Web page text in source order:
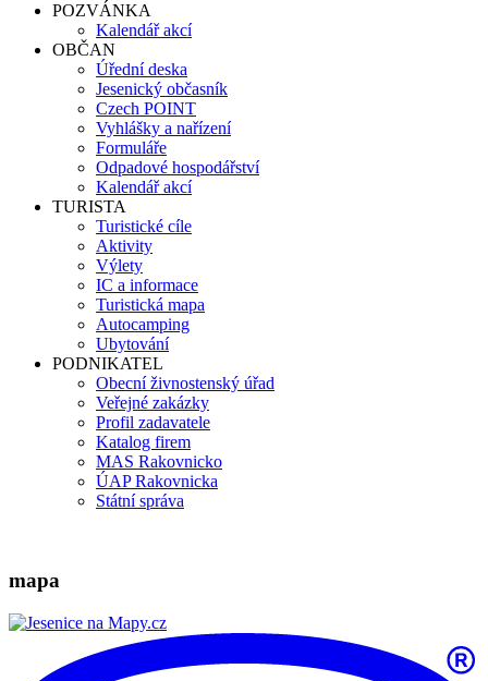
POZVÁNKA
Kalendář akcí
OBČAN
Úřední deska
Jesenický občasník
Czech POINT
Vyhlášky a nařízení
Formuláře
Odpadové hospodářství
Kalendář akcí
TURISTA
Turistické cíle
Aktivity
Výlety
IC a informace
Turistická mapa
Autocamping
Ubytování
PODNIKATEL
Obecní živnostenský úřad
Veřejné zakázky
Profil zadavatele
Katalog firem
MAS Rakovnicko
ÚAP Rakovnicka
Státní správa
mapa